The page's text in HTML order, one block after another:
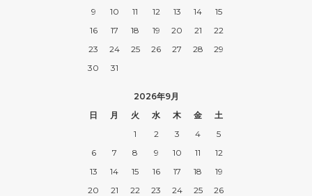
9
10 11 12 13 14
15
16
17 18 19 20 21
22
23
24 25 26 27 28
29
30
31
2026年9月
日
月 火 水 木 金
土
1
2 3 4
5
6
7 8 9 10 11
12
13
14 15 16 17 18
19
20
21 22 23 24 25
26